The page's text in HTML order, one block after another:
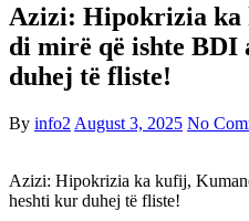
Azizi: Hipokrizia ka
di mirë që ishte BDI
duhej të fliste!
By info2 August 3, 2025 No
Azizi: Hipokrizia ka kufij,
heshti kur duhej të fliste!